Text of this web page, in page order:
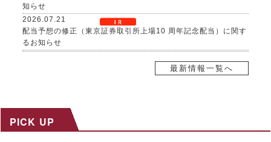
知らせ
2026.07.21
配当予想の修正（東京証券取引所上場10 周年記念配当）に関す
るお知らせ
自己株式取得に係る事項の決定及び自己株式の消却に関するお
ペーンを開催 ～３日間29,800円の特別価格で公開講座を提供
最新情報一覧へ
PICK UP